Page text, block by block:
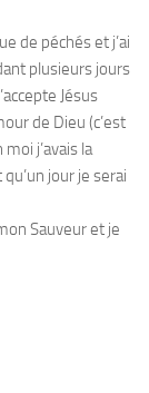
de péchés et j’ai
plusieurs jours
Jésus
de Dieu (c’est
j’avais la
jour je serai
Sauveur et je